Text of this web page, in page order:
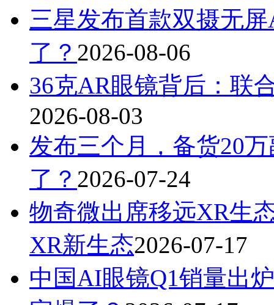
三星发布首款双摄无
了？ 2026-08-06
36克AR眼镜背后：联
2026-08-03
发布三个月，备货20
了？ 2026-07-24
物奇微出席移远XR生
XR新生态2026-07-17
中国AI眼镜Q1销量出